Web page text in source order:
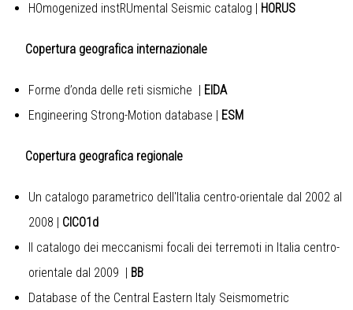
HOmogenized instRUmental Seismic catalog
HORUS
Copertura geografica internazionale
Forme d’onda delle reti sismiche
EIDA
Engineering Strong-Motion database
ESM
Copertura geografica regionale
Un catalogo parametrico dell'Italia centro-orientale dal 2002 al
2008
CICO1d
Il catalogo dei meccanismi focali dei terremoti in Italia centro-
orientale dal 2009
BB
Database of the Central Eastern Italy Seismometric